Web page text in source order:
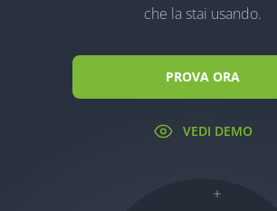
che la stai usando.
PROVA ORA
VEDI DEMO